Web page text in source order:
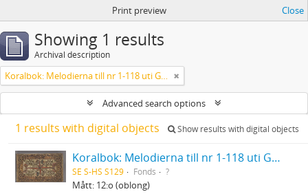
Print preview Close
Showing 1 results
Archival description
Koralbok: Melodierna till nr 1-118 uti Gamla Psalmboken, enstämmigt satta
Advanced search options
1 results with digital objects Show results with digital objects
Koralbok: Melodierna till nr 1-118 uti Gamla Psalmboken, enstämmigt satta
SE S-HS S129 Fonds ?
Mått: 12:o (oblong)